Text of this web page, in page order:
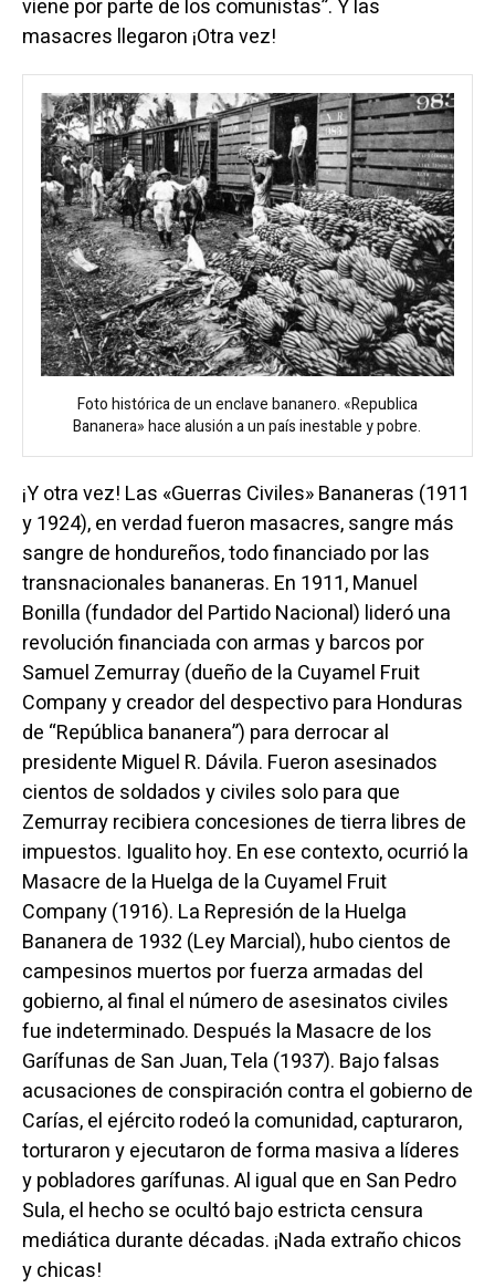
viene por parte de los comunistas”. Y las
masacres llegaron ¡Otra vez!
Foto histórica de un enclave bananero. «Republica
Bananera» hace alusión a un país inestable y pobre.
¡Y otra vez! Las «Guerras Civiles» Bananeras (1911
y 1924), en verdad fueron masacres, sangre más
sangre de hondureños, todo financiado por las
transnacionales bananeras. En 1911, Manuel
Bonilla (fundador del Partido Nacional) lideró una
revolución financiada con armas y barcos por
Samuel Zemurray (dueño de la Cuyamel Fruit
Company y creador del despectivo para Honduras
de “República bananera”) para derrocar al
presidente Miguel R. Dávila. Fueron asesinados
cientos de soldados y civiles solo para que
Zemurray recibiera concesiones de tierra libres de
impuestos. Igualito hoy. En ese contexto, ocurrió la
Masacre de la Huelga de la Cuyamel Fruit
Company (1916). La Represión de la Huelga
Bananera de 1932 (Ley Marcial), hubo cientos de
campesinos muertos por fuerza armadas del
gobierno, al final el número de asesinatos civiles
fue indeterminado. Después la Masacre de los
Garífunas de San Juan, Tela (1937). Bajo falsas
acusaciones de conspiración contra el gobierno de
Carías, el ejército rodeó la comunidad, capturaron,
torturaron y ejecutaron de forma masiva a líderes
y pobladores garífunas. Al igual que en San Pedro
Sula, el hecho se ocultó bajo estricta censura
mediática durante décadas. ¡Nada extraño chicos
y chicas!